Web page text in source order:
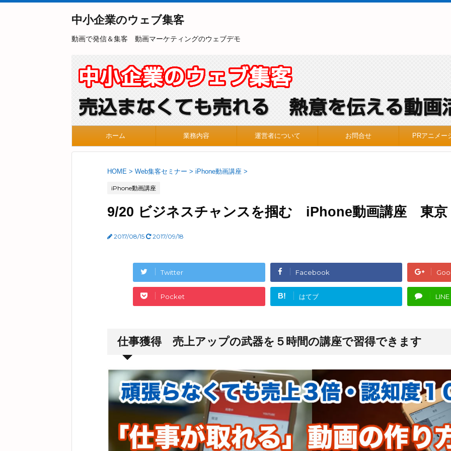
中小企業のウェブ集客
動画で発信＆集客 動画マーケティングのウェブデモ
ホーム 業務内容 運営者について お問合せ PRアニメー
HOME > Web集客セミナー > iPhone動画講座 >
iPhone動画講座
9/20 ビジネスチャンスを掴む iPhone動画講座 東京
2017/08/15 2017/09/18
Twitter Facebook
Pocket B! はてブ LINE
仕事獲得 売上アップの武器を５時間の講座で習得できます